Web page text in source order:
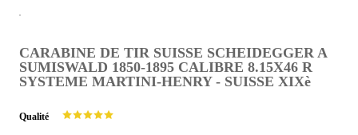
CARABINE DE TIR SUISSE SCHEIDEGGER A
SUMISWALD 1850-1895 CALIBRE 8.15X46 R
SYSTEME MARTINI-HENRY - SUISSE XIXè
Qualité